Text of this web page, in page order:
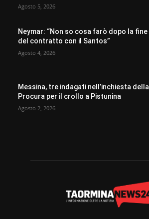
Agosto 5, 2026
Neymar: “Non so cosa farò dopo la fine
del contratto con il Santos”
Agosto 4, 2026
Messina, tre indagati nell’inchiesta della
Procura per il crollo a Pistunina
Agosto 2, 2026